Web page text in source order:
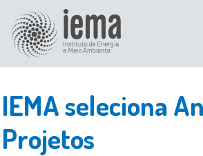
IEMA seleciona
Projetos